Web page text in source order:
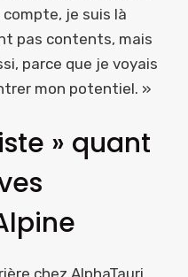
je suis là
pas contents, mais
parce que je voyais
mon potentiel. »
» quant
chez AlphaTauri